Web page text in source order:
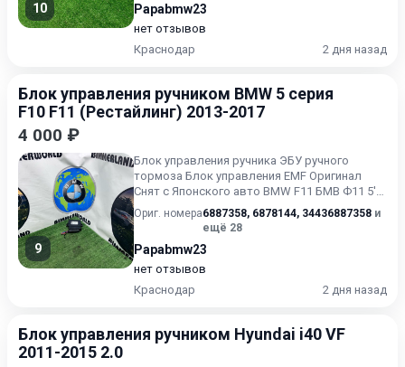
10 Papabmw23
нет отзывов
Краснодар
2 дня назад
Блок управления ручником BMW 5 серия
F10 F11 (Рестайлинг) 2013-2017
4 000 ₽
9
Блок управления ручника ЭБУ ручного
тормоза Блок управления EMF Оригинал
Снят с Японского авто BMW F11 БМВ Ф11 5'
F10 5' F10 LCI 5' F11 5' F...
Ориг. номера6887358, 6878144, 34436887358 и
ещё 28
Papabmw23
нет отзывов
Краснодар
2 дня назад
Блок управления ручником Hyundai i40 VF
2011-2015 2.0